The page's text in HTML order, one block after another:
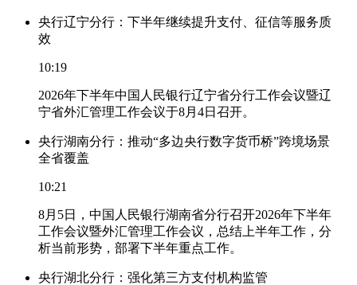
央行辽宁分行：下半年继续提升支付、征信等服务质
效
10:19
2026年下半年中国人民银行辽宁省分行工作会议暨辽
宁省外汇管理工作会议于8月4日召开。
央行湖南分行：推动“多边央行数字货币桥”跨境场景
全省覆盖
10:21
8月5日，中国人民银行湖南省分行召开2026年下半年
工作会议暨外汇管理工作会议，总结上半年工作，分
析当前形势，部署下半年重点工作。
央行湖北分行：强化第三方支付机构监管